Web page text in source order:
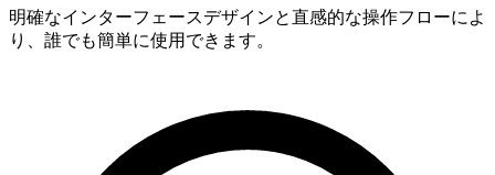
明確なインターフェースデザインと直感的な操作フローによ
り、誰でも簡単に使用できます。